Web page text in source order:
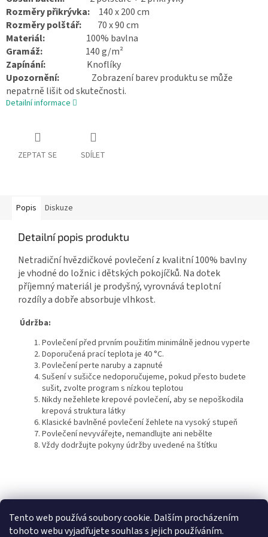
Tento web používá soubory cookie. Dalším procházením
tohoto webu vyjadřujete souhlas s jejich používáním.
Rozměry přikrývka: 140 x 200 cm
Rozměry polštář:
70 x 90 cm
Materiál:
100% bavlna
Gramáž:
140 g/m²
Zapínání:
Knoflíky
Upozornění:
Zobrazení barev produktu se může
nepatrně lišit od skutečnosti.
Detailní informace
ZEPTAT SE SDÍLET
Popis Diskuze
Detailní popis produktu
Netradiční hvězdičkové povlečení z kvalitní 100% bavlny
je vhodné do ložnic i dětských pokojíčků. Na dotek
příjemný materiál je prodyšný, vyrovnává teplotní
rozdíly a dobře absorbuje vlhkost.
Údržba:
Povlečení před prvním použitím minimálně jednou vyperte
Doporučená prací teplota je 40 °C.
Povlečení perte naruby a zapnuté
Sušení v sušičce nedoporučujeme, pokud přesto budete
sušit, zvolte program s nízkou teplotou
Nikdy nežehlete krepové povlečení, aby se nepoškodila
krepová struktura látky
Klasické bavlněné povlečení žehlete na vysoký stupeň
Povlečení nevyvářejte, nemandlujte ani nebělte
Vždy dodržujte pokyny údržby uvedené na štítku
á